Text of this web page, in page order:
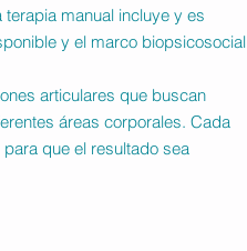
manual incluye y es
y el marco biopsicosocial
articulares que buscan
áreas corporales. Cada
que el resultado sea